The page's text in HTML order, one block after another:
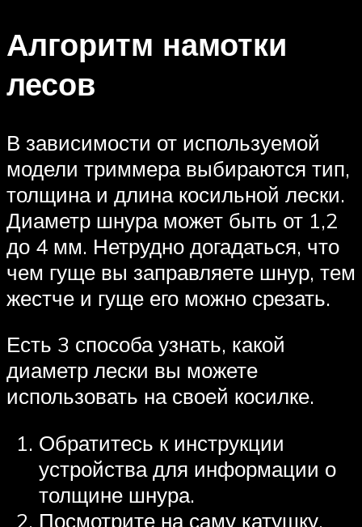
Алгоритм намотки
лесов
В зависимости от используемой
модели триммера выбираются тип,
толщина и длина косильной лески.
Диаметр шнура может быть от 1,2
до 4 мм. Нетрудно догадаться, что
чем гуще вы заправляете шнур, тем
жестче и гуще его можно срезать.
Есть 3 способа узнать, какой
диаметр лески вы можете
использовать на своей косилке.
Обратитесь к инструкции
устройства для информации о
толщине шнура.
Посмотрите на саму катушку.